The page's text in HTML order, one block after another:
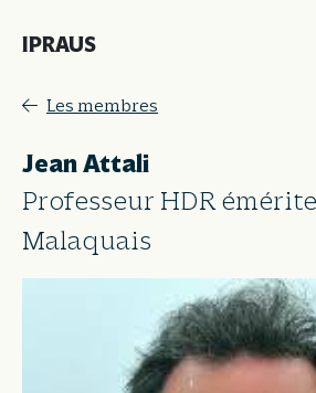
IPRAUS
Les membres
Jean Attali
Professeur HDR
Malaquais